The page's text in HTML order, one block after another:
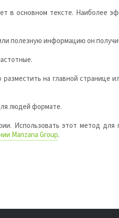
в основном тексте. Наиболее
полезную информацию он
на главной странице
людей формате.
Использовать этот метод
Manzana Group.